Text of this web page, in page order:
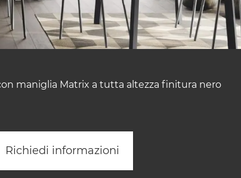
maniglia Matrix a tutta altezza finitura nero
Richiedi informazioni